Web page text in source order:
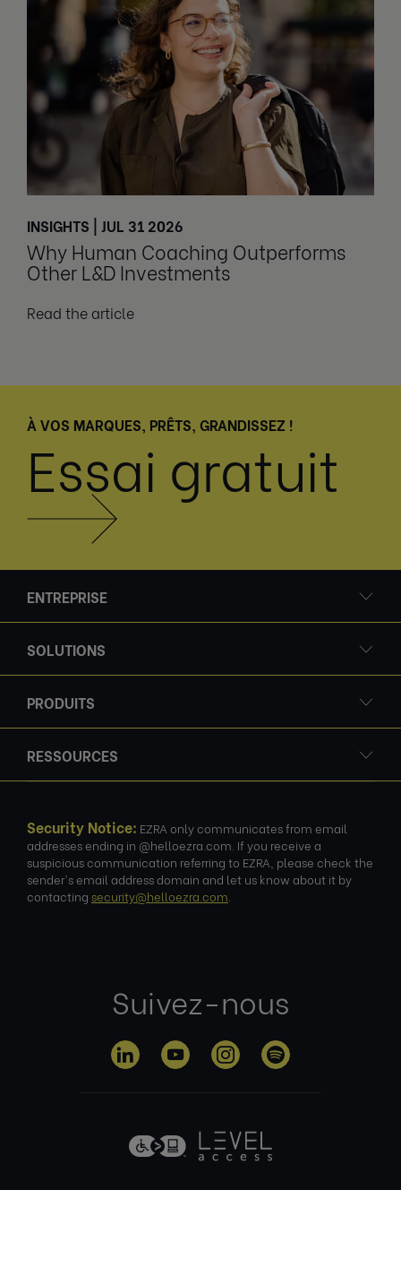
INSIGHTS | JUL 31 2026
Why Human Coaching Outperforms
Other L&D Investments
Read the article
À VOS MARQUES, PRÊTS, GRANDISSEZ !
Essai gratuit
ENTREPRISE
SOLUTIONS
PRODUITS
RESSOURCES
Security Notice: EZRA only communicates from email
addresses ending in @helloezra.com. If you receive a
suspicious communication referring to EZRA, please check the
sender's email address domain and let us know about it by
contacting security@helloezra.com
Suivez-nous